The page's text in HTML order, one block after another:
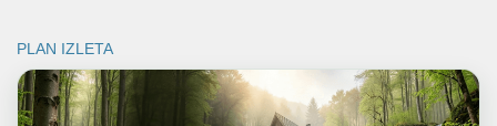
PLAN IZLETA